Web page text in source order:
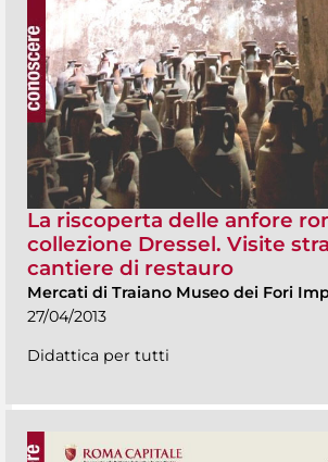
La riscoperta delle anfore
collezione Dressel. Visite
cantiere di restauro
Mercati di Traiano Museo dei Fori
27/04/2013
Didattica per tutti